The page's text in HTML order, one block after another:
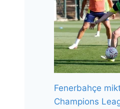
Fenerbahçe
Champions